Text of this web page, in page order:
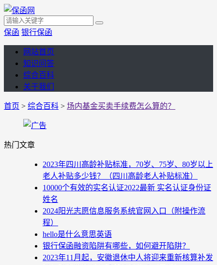
保函 银行保函
网站首页
知识问答
综合百科
关于我们
首页 > 综合百科 > 场内基金买卖手续费怎么算的？
热门文章
2023年四川高龄补贴标准，70岁、75岁、80岁以上
老人补贴多少钱？（四川高龄老人补贴标准）
10000个有效的实名认证2022最新 实名认证身份证
姓名
2024阳光志愿信息服务系统官网入口（附操作流
程）
hello是什么意思英语
银行保函融资陷阱有哪些，如何避开陷阱？
2023年11月起，安徽退休中人将迎来重新核算补发